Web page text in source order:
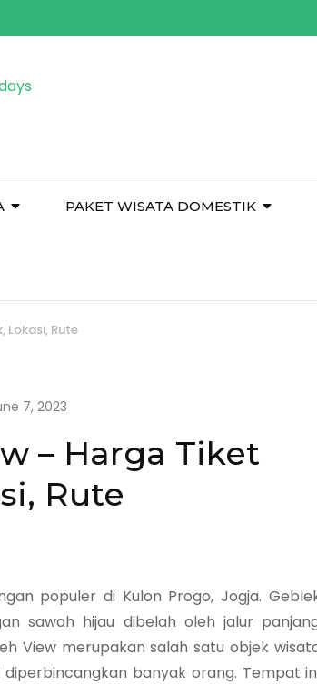
PAKET WISATA DOMESTIK
Lokasi, Rute
7, 2023
– Harga Tiket
Rute
populer di Kulon Progo, Jogja.
sawah hijau dibelah oleh jalur
View merupakan salah satu objek
banyak orang. Tempat